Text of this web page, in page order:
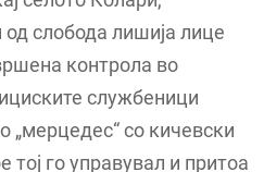
слобода лишија лице
контрола во
службеници
„мерцедес“ со кичевски
тој го управувал и притоа